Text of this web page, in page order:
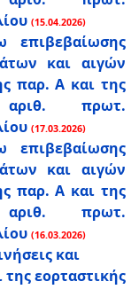
(15.04.2026)
επιβεβαίωσης
και αιγών
παρ. Α και της
πρωτ.
(17.03.2026)
επιβεβαίωσης
και αιγών
παρ. Α και της
πρωτ.
(16.03.2026)
και
εορταστικής